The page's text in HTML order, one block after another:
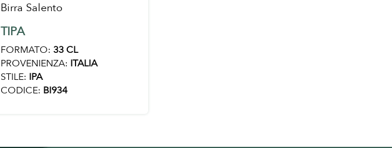
Birra Salento
TIPA
FORMATO: 33 CL
PROVENIENZA: ITALIA
STILE: IPA
CODICE: BI934